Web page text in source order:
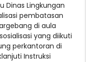
Dinas Lingkungan
pembatasan
di aula
yang diikuti
perkantoran di
Instruksi